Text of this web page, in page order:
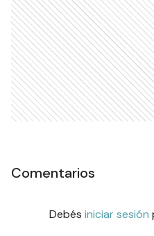
Comentarios
Debés iniciar sesión